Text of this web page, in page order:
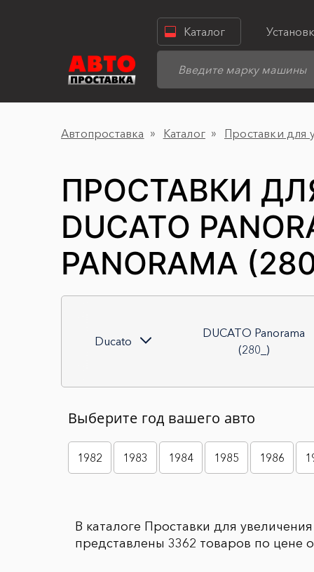
Каталог
Автопроставка Каталог Проставки для
ПРОСТАВКИ
DUCATO
PANORAMA
Ducato
DUCATO Panorama
(280_)
Выберите год вашего авто
1982 1983 1984 1985 1986
В каталоге Проставки для
представлены 3362 товаров по цене